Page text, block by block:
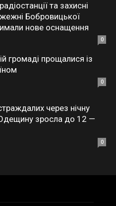
та захисні
Бобровицької
нове оснащення
0
громаді прощалися із
0
через нічну
зросла до 12 —
0